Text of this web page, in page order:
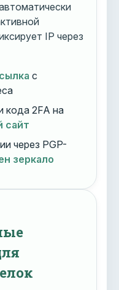
IP через
с
кода 2FA на
сайт
через PGP-
зеркало